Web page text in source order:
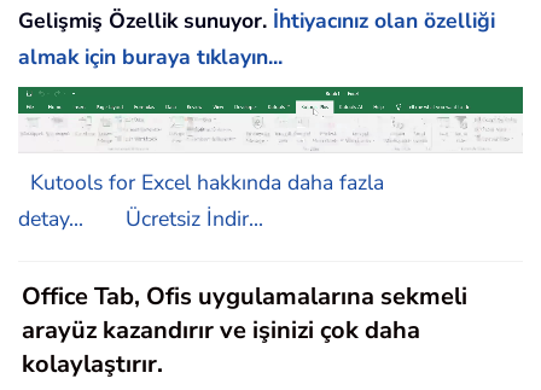
Gelişmiş Özellik sunuyor. İhtiyacınız olan özelliği
almak için buraya tıklayın...
Kutools for Excel hakkında daha fazla
detay...
Ücretsiz İndir...
Office Tab, Ofis uygulamalarına sekmeli
arayüz kazandırır ve işinizi çok daha
kolaylaştırır.